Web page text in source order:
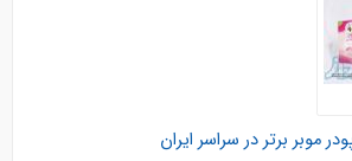
موبر برتر در سراسر ایران